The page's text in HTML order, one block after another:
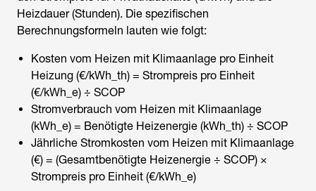
Heizdauer (Stunden). Die spezifischen
Berechnungsformeln lauten wie folgt:
Kosten vom Heizen mit Klimaanlage pro Einheit
Heizung (€/kWh_th) = Strompreis pro Einheit
(€/kWh_e) ÷ SCOP
Stromverbrauch vom Heizen mit Klimaanlage
(kWh_e) = Benötigte Heizenergie (kWh_th) ÷ SCOP
Jährliche Stromkosten vom Heizen mit Klimaanlage
(€) = (Gesamtbenötigte Heizenergie ÷ SCOP) ×
Strompreis pro Einheit (€/kWh_e)